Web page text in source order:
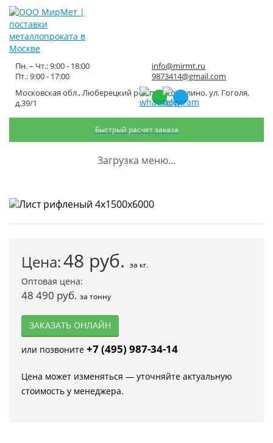
Московская обл., Люберецкий р-н, пос. Томилино, ул. Гоголя,
д.39/1
Пн. – Чт.: 9:00 - 18:00
Пт.: 9:00 - 17:00
info@mirmt.ru
9873414@gmail.com
Быстрый расчет заказа
Загрузка меню...
Лист рифленый 4х1500х6000
Каталог металлопроката Листовой металлопрокат
Цена:48 руб. за кг.
Оптовая цена:
48 490 руб. за тонну
ЗАКАЗАТЬ ОНЛАЙН
или позвоните +7 (495) 987-34-14
Цена может изменяться — уточняйте актуальную
стоимость у менеджера.